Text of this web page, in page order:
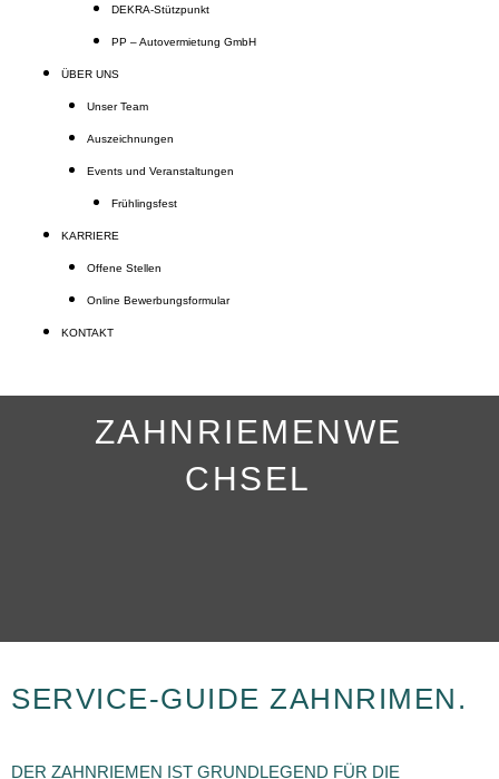
DEKRA-Stützpunkt
PP – Autovermietung GmbH
ÜBER UNS
Unser Team
Auszeichnungen
Events und Veranstaltungen
Frühlingsfest
KARRIERE
Offene Stellen
Online Bewerbungsformular
KONTAKT
ZAHNRIEMENWE
CHSEL
SERVICE-GUIDE ZAHNRIMEN.
DER ZAHNRIEMEN IST GRUNDLEGEND FÜR DIE